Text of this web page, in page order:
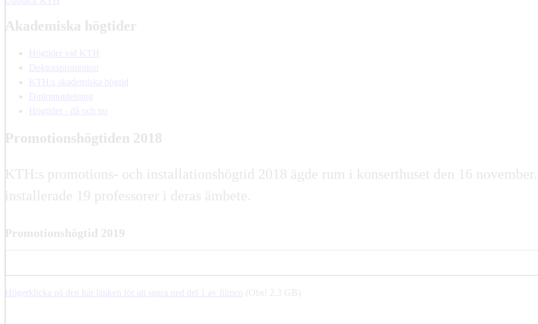
Akademiska högtider
Högtider vid KTH
Doktorspromotion
KTH:s akademiska högtid
Diplomutdelning
Högtider - då och nu
Promotionshögtiden 2018
KTH:s promotions- och installationshögtid 2018 ägde rum i konserthuset den 16
installerade 19 professorer i deras ämbete.
Promotionshögtid 2019
Högerklicka på den här länken för att spara ned del 1 av filmen (Obs! 2,3 GB)